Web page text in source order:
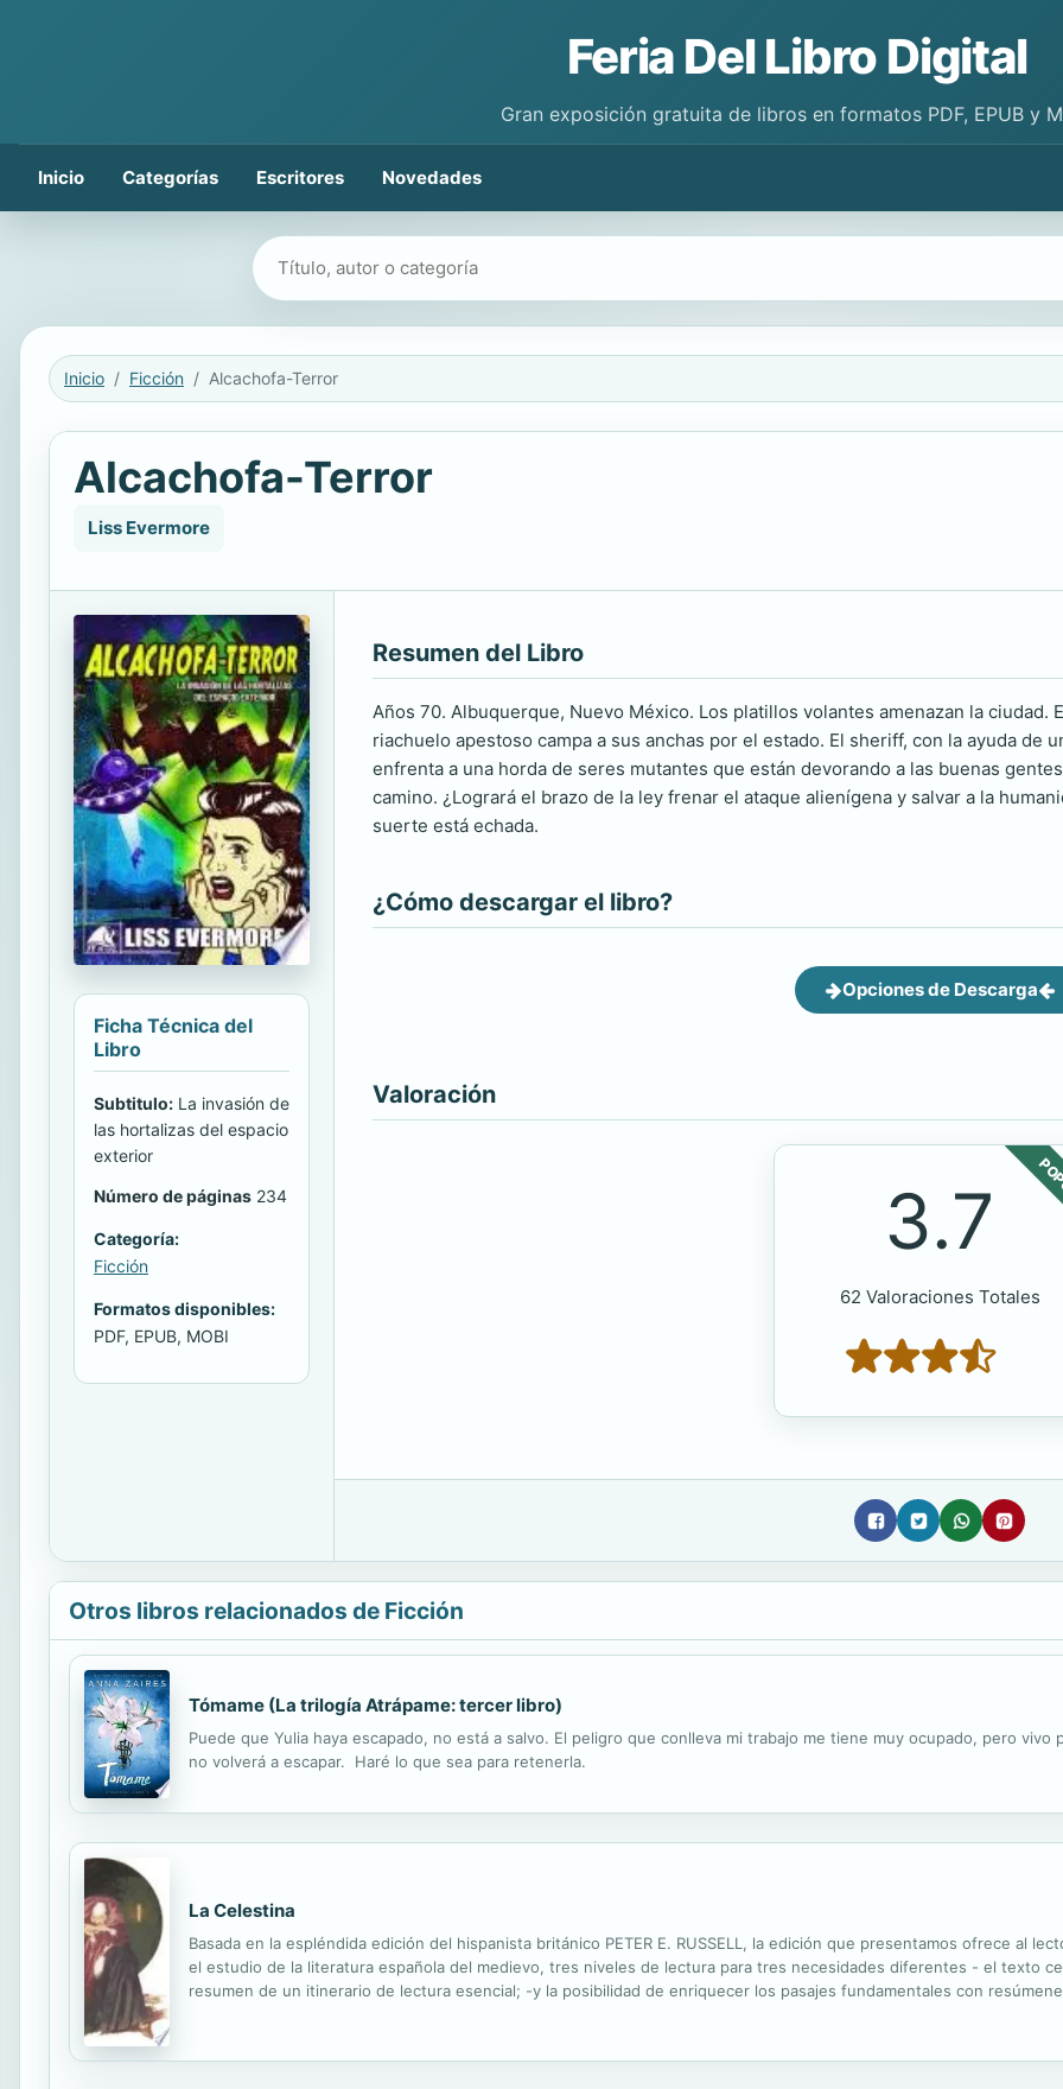
Feria Del Libro Digital
Gran exposición gratuita de libros en formatos PDF, EPUB y
Inicio Categorías Escritores Novedades
Buscar libros
Inicio Ficción Alcachofa-Terror
Alcachofa-Terror
Liss Evermore
Ficha Técnica del
Libro
Subtitulo: La invasión de
las hortalizas del espacio
exterior
Número de páginas 234
Categoría:
Ficción
Formatos disponibles:
PDF, EPUB, MOBI
Resumen del Libro
Años 70. Albuquerque, Nuevo México. Los platillos volantes amenazan la ciudad.
riachuelo apestoso campa a sus anchas por el estado. El sheriff, con la ayuda de
enfrenta a una horda de seres mutantes que están devorando a las buenas
camino. ¿Logrará el brazo de la ley frenar el ataque alienígena y salvar a la
suerte está echada.
¿Cómo descargar el libro?
Opciones de Descarga
Valoración
3.7
62 Valoraciones Totales
Otros libros relacionados de Ficción
Tómame (La trilogía Atrápame: tercer libro)
Puede que Yulia haya escapado, no está a salvo. El peligro que conlleva mi trabajo me tiene muy ocupado, pero
no volverá a escapar. Haré lo que sea para retenerla.
La Celestina
Basada en la espléndida edición del hispanista británico PETER E. RUSSELL, la edición que presentamos ofrece al
el estudio de la literatura española del medievo, tres niveles de lectura para tres necesidades diferentes - el texto
resumen de un itinerario de lectura esencial; -y la posibilidad de enriquecer los pasajes fundamentales con